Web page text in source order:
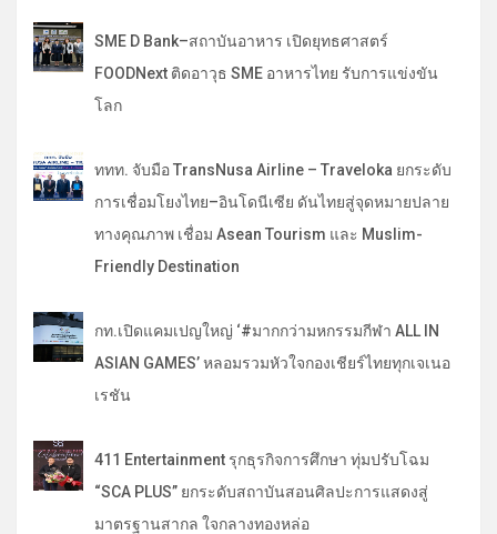
SME D Bank–สถาบันอาหาร เปิดยุทธศาสตร์
FOODNext ติดอาวุธ SME อาหารไทย รับการแข่งขัน
โลก
ททท. จับมือ TransNusa Airline – Traveloka ยกระดับ
การเชื่อมโยงไทย–อินโดนีเซีย ดันไทยสู่จุดหมายปลาย
ทางคุณภาพ เชื่อม Asean Tourism และ Muslim-
Friendly Destination
กท.เปิดแคมเปญใหญ่ ‘#มากกว่ามหกรรมกีฬา ALL IN
ASIAN GAMES’ หลอมรวมหัวใจกองเชียร์ไทยทุกเจเนอ
เรชัน
411 Entertainment รุกธุรกิจการศึกษา ทุ่มปรับโฉม
“SCA PLUS” ยกระดับสถาบันสอนศิลปะการแสดงสู่
มาตรฐานสากล ใจกลางทองหล่อ